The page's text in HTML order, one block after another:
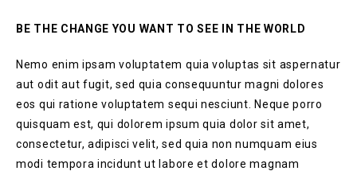
BE THE CHANGE YOU WANT TO SEE IN THE WORLD
Nemo enim ipsam voluptatem quia voluptas sit aspernatur
aut odit aut fugit, sed quia consequuntur magni dolores
eos qui ratione voluptatem sequi nesciunt. Neque porro
quisquam est, qui dolorem ipsum quia dolor sit amet,
consectetur, adipisci velit, sed quia non numquam eius
modi tempora incidunt ut labore et dolore magnam